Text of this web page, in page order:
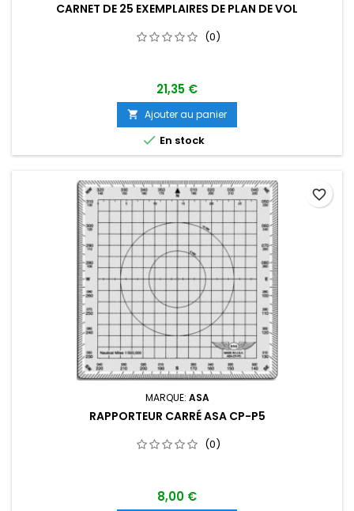
CARNET DE 25 EXEMPLAIRES DE PLAN DE VOL
(0)
21,35 €
 Ajouter au panier
 En stock
MARQUE: ASA
RAPPORTEUR CARRÉ ASA CP-P5
(0)
8,00 €
favorite_border